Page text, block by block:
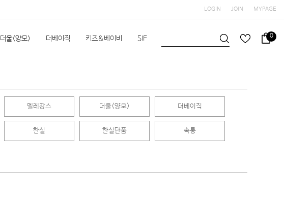
LOGIN JOIN MYPAGE
더울(양모) 더베이직 키즈&베이비 SIF 0
엘레강스 더울(양모) 더베이직
한실 한실단품 속통